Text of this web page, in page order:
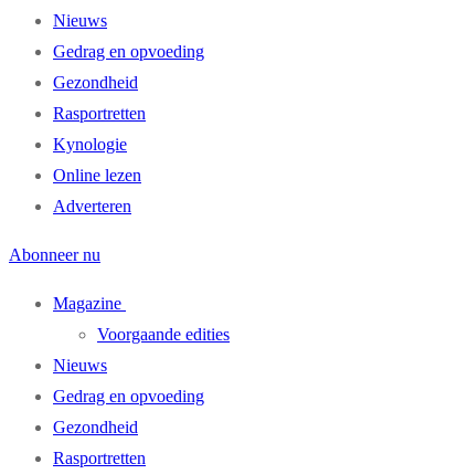
Nieuws
Gedrag en opvoeding
Gezondheid
Rasportretten
Kynologie
Online lezen
Adverteren
Abonneer nu
Magazine
Voorgaande edities
Nieuws
Gedrag en opvoeding
Gezondheid
Rasportretten